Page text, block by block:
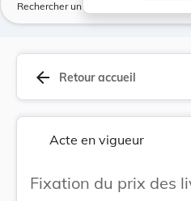
arrow_back Retour accueil
Acte en vigueur
Fixation du prix des